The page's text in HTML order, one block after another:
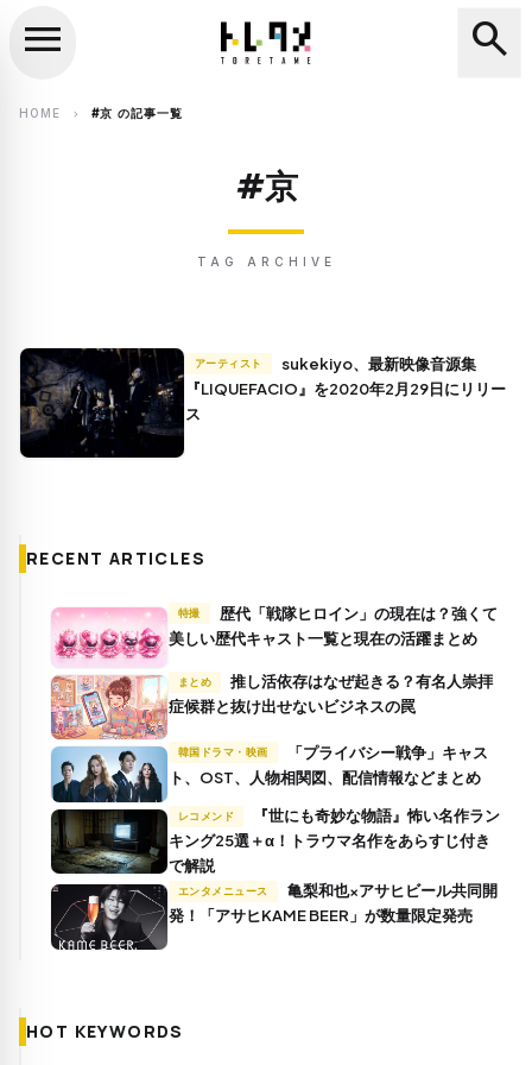
search
menu search
HOME chevron_right #京 の記事一覧
#京
TAG ARCHIVE
アーティスト
『LIQUEFACIO』を2020年2月29日にリリー
ス
RECENT ARTICLES
特撮
美しい歴代キャスト一覧と現在の活躍まとめ
まとめ
推し活依存はなぜ起きる？有名人崇拝
症候群と抜け出せないビジネスの罠
韓国ドラマ・映画
ト、OST、人物相関図、配信情報などまとめ
レコメンド
キング25選＋α！トラウマ名作をあらすじ付き
で解説
エンタメニュース
発！「アサヒKAME BEER」が数量限定発売
HOT KEYWORDS